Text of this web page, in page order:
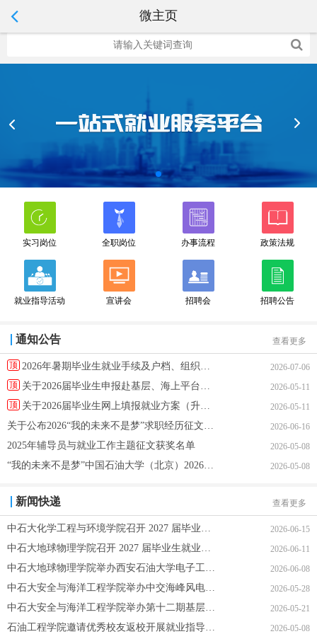
微主页
电脑版
实习岗位 全职岗位 办事流程 政策法规
就业指导活动 宣讲会 招聘会 招聘公告
通知公告 查看更多
顶 2026年暑期毕业生就业手续及户档、组织关系办理指南
2026-07-06
顶 关于2026届毕业生申报赴基层、海上平台就业奖的通知
2026-05-11
顶 关于2026届毕业生网上填报就业方案（升学、出国、就业） 2026-05-11
关于公布2026“我的未来不是梦”求职经历征文大赛评选结 2026-06-16
2025年辅导员与就业工作主题征文获奖名单 2026-05-08
“我的未来不是梦”中国石油大学（北京）2026年学生就业 2026-05-08
新闻快递 查看更多
中石大化学工程与环境学院召开 2027 届毕业生就业动员 2026-06-15
中石大地球物理学院召开 2027 届毕业生就业动员会 2026-06-11
中石大地球物理学院举办西安石油大学电子工程学院博士招聘宣 2026-06-08
中石大安全与海洋工程学院举办中交海峰风电专场招聘宣讲会 2026-05-28
中石大安全与海洋工程学院举办第十二期基层就业校友论坛 2026-05-21
石油工程学院邀请优秀校友返校开展就业指导暨大港油田招聘宣 2026-05-08